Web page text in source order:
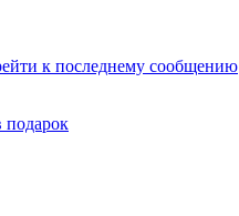
к последнему сообщению
подарок